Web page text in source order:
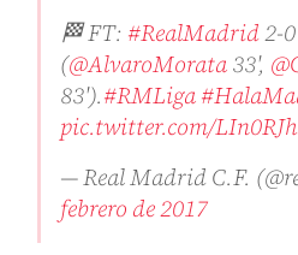
🏁 FT: #RealMadrid2-0
(@AlvaroMorata33',
83').#RMLiga
pic.twitter.com/
— Real Madrid C.F.
febrero de 2017